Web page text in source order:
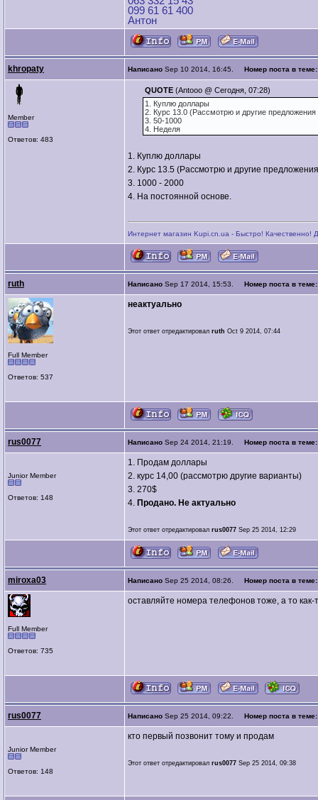
099 61 61 400
Антон
khropaty Написано Sep 10 2014, 16:45. Номер поста в
Member
Ответов: 483
QUOTE (Antooo @ Сегодня, 07:28)
1. Куплю доллары
2. Курс 13.0 (Рассмотрю и другие предложения
3. 50-1000
4. Неделя
1. Куплю доллары
2. Курс 13.5 (Рассмотрю и другие
3. 1000 - 2000
4. На постоянной основе.
Интернет магазин Kupi.cn.ua - Быстро! Качественно!
ruth Написано Sep 17 2014, 15:53. Номер поста в
Full Member
Ответов: 537
неактуально
Этот ответ отредактировал ruth Oct 9 2014, 07:44
rus0077 Написано Sep 24 2014, 21:19. Номер поста в
Junior Member
Ответов: 148
1. Продам доллары
2. курс 14,00 (рассмотрю другие варианты)
3. 270$
4. Продано. Не актуально
Этот ответ отредактировал rus0077 Sep 25 2014, 12:29
miroxa03 Написано Sep 25 2014, 08:26. Номер поста в
Full Member
Ответов: 735
оставляйте номера телефонов тоже, а то как-
rus0077 Написано Sep 25 2014, 09:22. Номер поста в
Junior Member
Ответов: 148
кто первый позвонит тому и продам
Этот ответ отредактировал rus0077 Sep 25 2014, 09:38